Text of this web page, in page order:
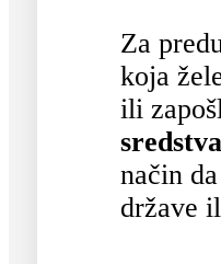
Za
koja
ili
sredstva
način
države